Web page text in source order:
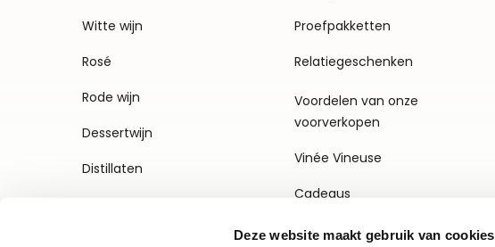
Deze website maakt gebruik van cookies
Witte wijn
Rosé
Rode wijn
Dessertwijn
Distillaten
Proefpakketten
Relatiegeschenken
Voordelen van onze
voorverkopen
Vinée Vineuse
Cadeaus